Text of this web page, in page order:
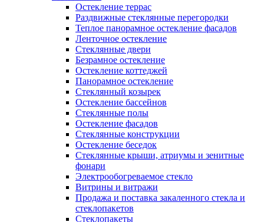
Остекление террас
Раздвижные стеклянные перегородки
Теплое панорамное остекление фасадов
Ленточное остекление
Стеклянные двери
Безрамное остекление
Остекление коттеджей
Панорамное остекление
Стеклянный козырек
Остекление бассейнов
Стеклянные полы
Остекление фасадов
Стеклянные конструкции
Остекление беседок
Стеклянные крыши, атриумы и зенитные
фонари
Электрообогреваемое стекло
Витрины и витражи
Продажа и поставка закаленного стекла и
стеклопакетов
Стеклопакеты